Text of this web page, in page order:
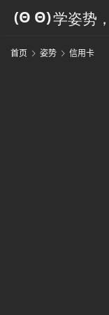
首页 姿势 信用卡